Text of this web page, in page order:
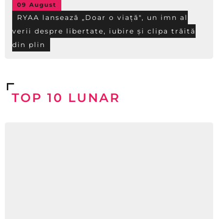
09 August
RYAA lansează „Doar o viață", un imn al
verii despre libertate, iubire și clipa trăită
din plin
TOP 10 LUNAR